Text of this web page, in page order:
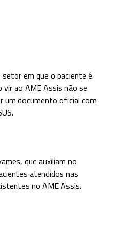
em que o paciente é
vir ao AME Assis não se
um documento oficial com
que auxiliam no
atendidos nas
no AME Assis.